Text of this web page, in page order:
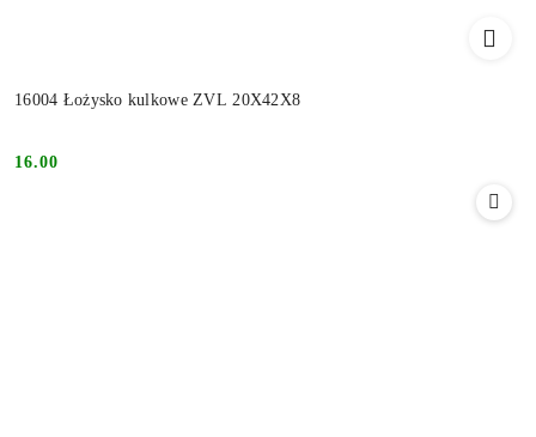
16004 Łożysko kulkowe ZVL 20X42X8
Cena:
16.00